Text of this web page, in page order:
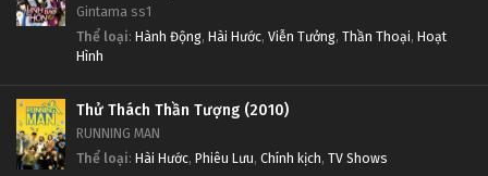
Gintama ss1
Thể loại: Hành Động, Hài Hước, Viễn Tưởng, Thần Thoại, Hoạt
Hình
Thử Thách Thần Tượng (2010)
RUNNING MAN
Thể loại: Hài Hước, Phiêu Lưu, Chính kịch, TV Shows